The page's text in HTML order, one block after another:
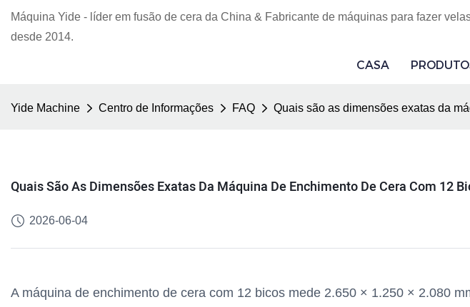
Máquina Yide - líder em fusão de cera da China & Fabricante de máquinas para fazer
desde 2014.
CASA
Yide Machine Centro de Informações FAQ Quais são as dimensões exatas da
Quais São As Dimensões Exatas Da Máquina De Enchimento De Cera Com 12
2026-06-04
A máquina de enchimento de cera com 12 bicos mede 2.650 × 1.250 × 2.080